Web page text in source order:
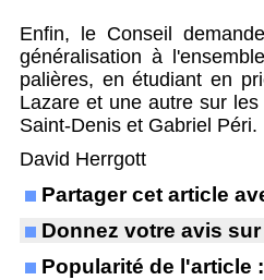
Enfin, le Conseil
généralisation à
palières, en étudiant en
Lazare et une autre sur
Saint-Denis et Gabriel Péri.
David Herrgott
Partager cet article
Donnez votre avis
Popularité de l'article